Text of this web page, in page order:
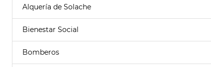
Alquería de Solache
Bienestar Social
Bomberos